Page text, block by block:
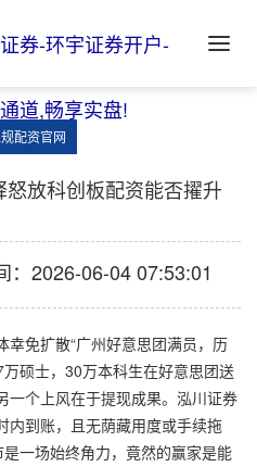
券-环宇证券开户-
道,畅享实盘!
配资官网
放科创板配资能否擢升
：2026-06-04 07:53:01
幸免扩散“广州好意思团满员，历
硕士，30万本科生在好意思团送
一个上风在于提现成果。泓川证券
内到账，且无荫藏用度或手续拖
一场始终角力，竟然的赢家是能